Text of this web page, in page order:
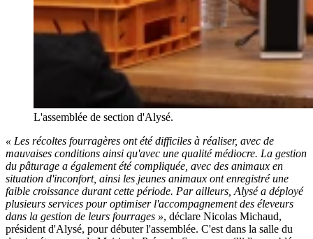
L'assemblée de section d'Alysé.
« Les récoltes fourragères ont été difficiles à réaliser, avec de
mauvaises conditions ainsi qu'avec une qualité médiocre. La gestion
du pâturage a également été compliquée, avec des animaux en
situation d'inconfort, ainsi les jeunes animaux ont enregistré une
faible croissance durant cette période. Par ailleurs, Alysé a déployé
plusieurs services pour optimiser l'accompagnement des éleveurs
dans la gestion de leurs fourrages », déclare Nicolas Michaud,
président d'Alysé, pour débuter l'assemblée. C'est dans la salle du